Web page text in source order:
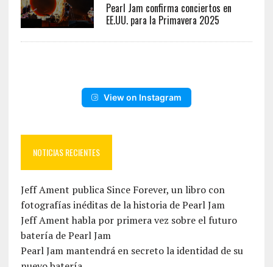
Pearl Jam confirma conciertos en
EE.UU. para la Primavera 2025
View on Instagram
NOTICIAS RECIENTES
Jeff Ament publica Since Forever, un libro con
fotografías inéditas de la historia de Pearl Jam
Jeff Ament habla por primera vez sobre el futuro
batería de Pearl Jam
Pearl Jam mantendrá en secreto la identidad de su